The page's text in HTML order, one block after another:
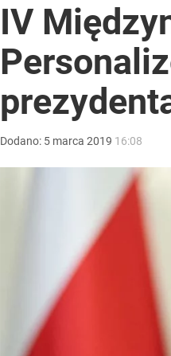
IV
Dodano: 5 marca 2019 16:08